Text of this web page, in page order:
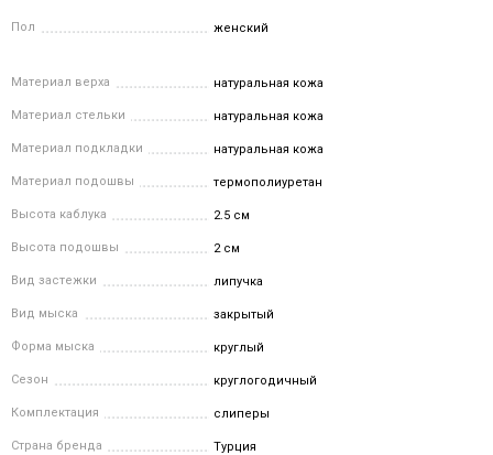
Пол женский
Материал верха натуральная кожа
Материал стельки натуральная кожа
Материал подкладки натуральная кожа
Материал подошвы термополиуретан
Высота каблука 2.5 см
Высота подошвы 2 см
Вид застежки липучка
Вид мыска закрытый
Форма мыска круглый
Сезон круглогодичный
Комплектация слиперы
Страна бренда Турция